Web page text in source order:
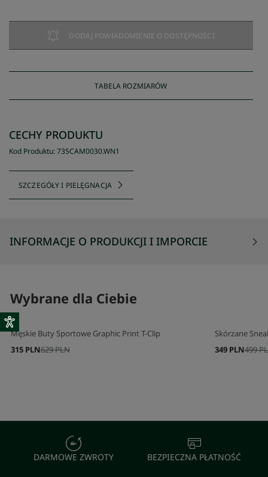
DODAJ POWIADOMIENIE O DOSTĘPNOŚCI
TABELA ROZMIARÓW
CECHY PRODUKTU
Kod Produktu:735CAM0030.WN1
SZCZEGÓŁY I PIELĘGNACJA
INFORMACJE O PRODUKCJI I IMPORCIE
Wybrane dla Ciebie
Męskie Buty Sportowe Graphic Print T-Clip
629 PLN
315 PLN
Skórzane
499
349 PLN
DARMOWE ZWROTY BEZPIECZNA PŁATNOŚĆ